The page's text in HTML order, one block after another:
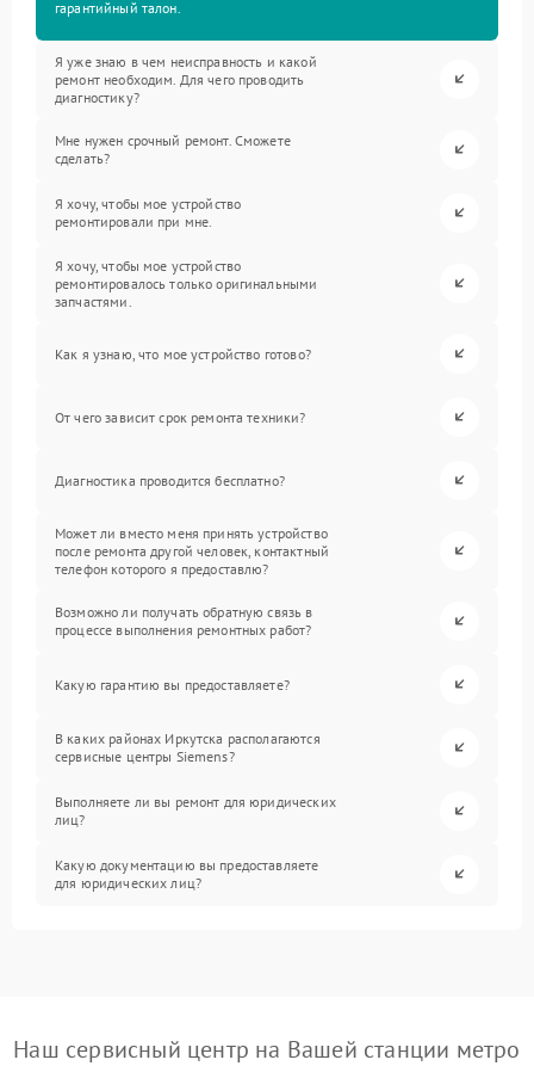
гарантийный талон.
Я уже знаю в чем неисправность и какой
ремонт необходим. Для чего проводить
диагностику?
Мне нужен срочный ремонт. Сможете
сделать?
Я хочу, чтобы мое устройство
ремонтировали при мне.
Я хочу, чтобы мое устройство
ремонтировалось только оригинальными
запчастями.
Как я узнаю, что мое устройство готово?
От чего зависит срок ремонта техники?
Диагностика проводится бесплатно?
Может ли вместо меня принять устройство
после ремонта другой человек, контактный
телефон которого я предоставлю?
Возможно ли получать обратную связь в
процессе выполнения ремонтных работ?
Какую гарантию вы предоставляете?
В каких районах Иркутска располагаются
сервисные центры Siemens?
Выполняете ли вы ремонт для юридических
лиц?
Какую документацию вы предоставляете
для юридических лиц?
Наш сервисный центр на Вашей станции метро